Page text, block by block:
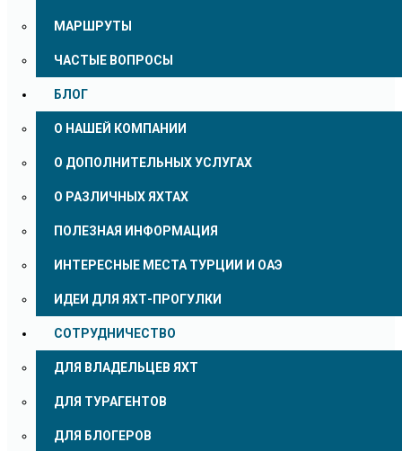
МАРШРУТЫ
ЧАСТЫЕ ВОПРОСЫ
БЛОГ
О НАШЕЙ КОМПАНИИ
О ДОПОЛНИТЕЛЬНЫХ УСЛУГАХ
О РАЗЛИЧНЫХ ЯХТАХ
ПОЛЕЗНАЯ ИНФОРМАЦИЯ
ИНТЕРЕСНЫЕ МЕСТА ТУРЦИИ И ОАЭ
ИДЕИ ДЛЯ ЯХТ-ПРОГУЛКИ
СОТРУДНИЧЕСТВО
ДЛЯ ВЛАДЕЛЬЦЕВ ЯХТ
ДЛЯ ТУРАГЕНТОВ
ДЛЯ БЛОГЕРОВ